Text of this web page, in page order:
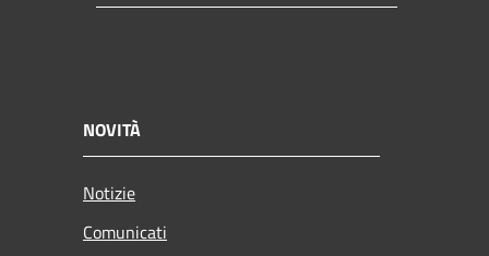
NOVITÀ
Notizie
Comunicati